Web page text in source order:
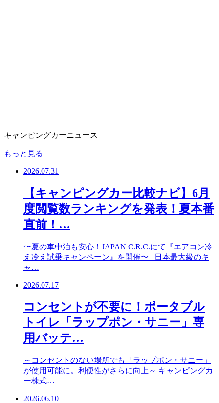
キャンピングカーニュース
もっと見る
2026.07.31
【キャンピングカー比較ナビ】6月
度閲覧数ランキングを発表！夏本番
直前！…
〜夏の車中泊も安心！JAPAN C.R.C.にて『エアコン冷
え冷え試乗キャンペーン』を開催〜 日本最大級のキ
ャ…
2026.07.17
コンセントが不要に！ポータブル
トイレ「ラップポン・サニー」専
用バッテ…
～コンセントのない場所でも「ラップポン・サニー」
が使用可能に。利便性がさらに向上～ キャンピングカ
ー株式…
2026.06.10